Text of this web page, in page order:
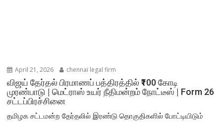
April 21, 2026 chennai legal firm
விஜய் தேர்தல் பிரமாணப் பத்திரத்தில் ₹100 கோடி
முரண்பாடு | மெட்ராஸ் உயர் நீதிமன்றம் நோட்டீஸ் | Form 26
சட்டப்பிரச்சினை
தமிழக சட்டமன்ற தேர்தலில் இரண்டு தொகுதிகளில் போட்டியிடும்